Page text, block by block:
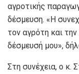
αγροτικής
δέσμευση. «Η
τον αγρότη και
δέσμευσή μου»,
Στη συνέχεια, ο κ.